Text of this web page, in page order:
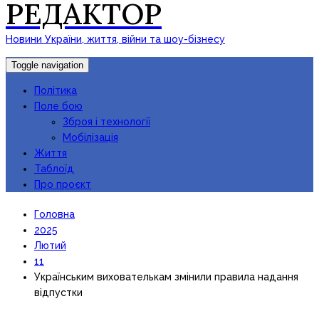
РЕДАКТОР
Новини України, життя, війни та шоу-бізнесу
Toggle navigation
Політика
Поле бою
Зброя і технології
Мобілізація
Життя
Таблоїд
Про проєкт
Головна
2025
Лютий
11
Українським вихователькам змінили правила надання
відпустки